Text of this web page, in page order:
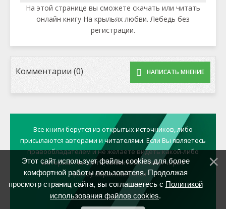
На этой странице вы сможете скачать или читать
онлайн книгу На крыльях любви. Лебедь без
регистрации.
Комментарии (0) НАПИСАТЬ МНЕНИЕ
Все книги берутся из открытых источников, либо
присылаются авторами и читателями. Если Вы являетесь
правообладателем и не желаете видеть какой-либо
материал на сайте, свяжитесь с нами через
форму обратной связи
Этот сайт использует файлы cookies для более
комфортной работы пользователя. Продолжая
просмотр страниц сайта, вы соглашаетесь с Политикой
использования файлов cookies.